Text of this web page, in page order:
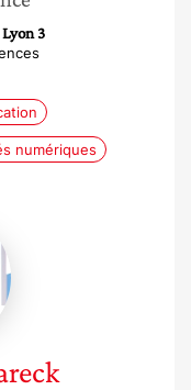
3
numériques